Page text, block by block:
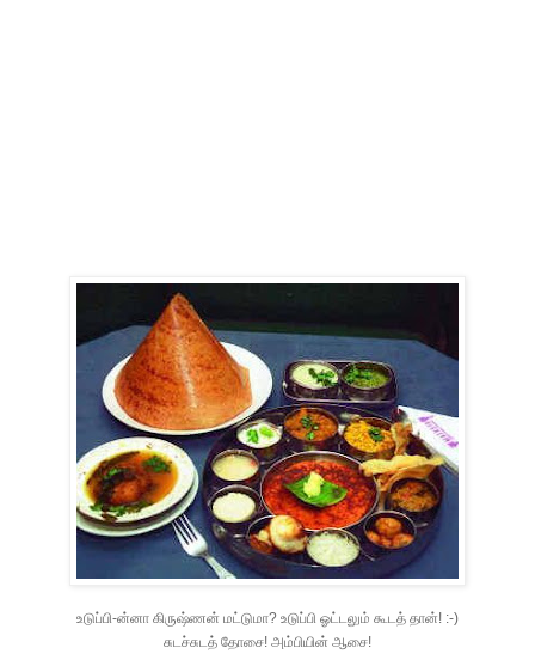
உடுப்பி-ன்னா கிருஷ்ணன் மட்டுமா? உடுப்பி ஓட்டலும் கூடத் தான்! :-)
சுடச்சுடத் தோசை! அம்பியின் ஆசை!